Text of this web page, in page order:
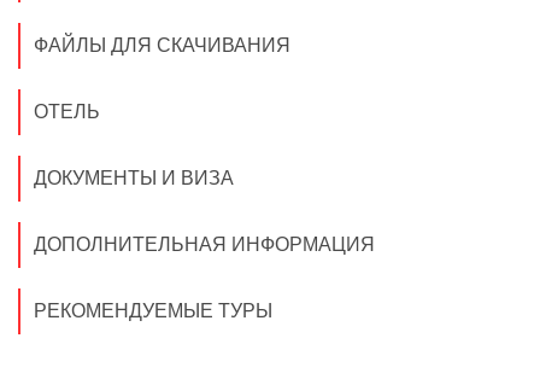
ФАЙЛЫ ДЛЯ СКАЧИВАНИЯ
ОТЕЛЬ
ДОКУМЕНТЫ И ВИЗА
ДОПОЛНИТЕЛЬНАЯ ИНФОРМАЦИЯ
РЕКОМЕНДУЕМЫЕ ТУРЫ